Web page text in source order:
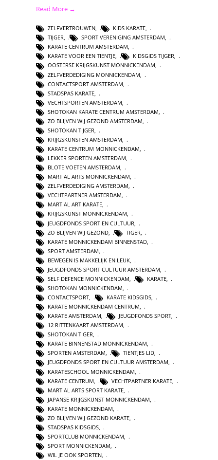
Read More →
ZELFVERTROUWEN, KIDS KARATE,
TIJGER, SPORT VERENIGING AMSTERDAM,
KARATE CENTRUM AMSTERDAM,
KARATE VOOR EEN TIENTJE, KIDSGIDS TIJGER,
OOSTERSE KRIJGSKUNST MONNICKENDAM,
ZELFVERDEDIGING MONNICKENDAM
CONTACTSPORT AMSTERDAM
STADSPAS KARATE
VECHTSPORTEN AMSTERDAM
SHOTOKAN KARATE CENTRUM AMSTERDAM
ZO BLIJVEN WIJ GEZOND AMSTERDAM
SHOTOKAN TIJGER
KRIJGSKUNSTEN AMSTERDAM
KARATE CENTRUM MONNICKENDAM,
LEKKER SPORTEN AMSTERDAM,
BLOTE VOETEN AMSTERDAM,
MARTIAL ARTS MONNICKENDAM,
ZELFVERDEDIGING AMSTERDAM,
VECHTPARTNER AMSTERDAM,
MARTIAL ART KARATE,
KRIJGSKUNST MONNICKENDAM,
JEUGDFONDS SPORT EN CULTUUR
ZO BLIJVEN WIJ GEZOND
TIGER
KARATE MONNICKENDAM BINNENSTAD
SPORT AMSTERDAM
BEWEGEN IS MAKKELIJK EN LEUK
JEUGDFONDS SPORT CULTUUR AMSTERDAM
SELF DEFENCE MONNICKENDAM
KARATE
SHOTOKAN MONNICKENDAM
CONTACTSPORT, KARATE KIDSGIDS,
KARATE MONNICKENDAM CENTRUM,
KARATE AMSTERDAM, JEUGDFONDS SPORT,
12 RITTENKAART AMSTERDAM,
SHOTOKAN TIGER,
KARATE BINNENSTAD MONNICKENDAM,
SPORTEN AMSTERDAM, TIENTJES LID,
JEUGDFONDS SPORT EN CULTUUR AMSTERDAM,
KARATESCHOOL MONNICKENDAM
KARATE CENTRUM
VECHTPARTNER KARATE
MARTIAL ARTS SPORT KARATE
JAPANSE KRIJGSKUNST MONNICKENDAM
KARATE MONNICKENDAM
ZO BLIJVEN WIJ GEZOND KARATE
STADSPAS KIDSGIDS
SPORTCLUB MONNICKENDAM
SPORT MONNICKENDAM,
WIL JE OOK SPORTEN,